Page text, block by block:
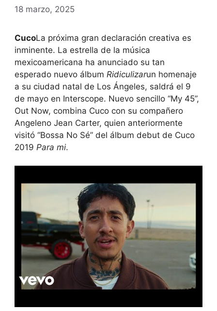
18 marzo, 2025
CucoLa próxima gran declaración creativa es
inminente. La estrella de la música
mexicoamericana ha anunciado su tan
esperado nuevo álbum Ridiculizarun homenaje
a su ciudad natal de Los Ángeles, saldrá el 9
de mayo en Interscope. Nuevo sencillo “My 45”,
Out Now, combina Cuco con su compañero
Angeleno Jean Carter, quien anteriormente
visitó “Bossa No Sé” del álbum debut de Cuco
2019 Para mi.